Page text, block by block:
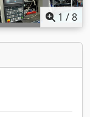
1 /8